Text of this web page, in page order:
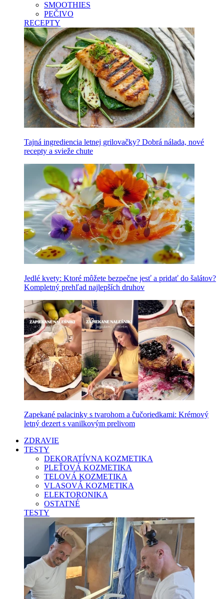
SMOOTHIES
PEČIVO
RECEPTY
Tajná ingrediencia letnej grilovačky? Dobrá nálada, nové
recepty a svieže chute
Jedlé kvety: Ktoré môžete bezpečne jesť a pridať do šalátov?
Kompletný prehľad najlepších druhov
Zapekané palacinky s tvarohom a čučoriedkami: Krémový
letný dezert s vanilkovým prelivom
ZDRAVIE
TESTY
DEKORATÍVNA KOZMETIKA
PLEŤOVÁ KOZMETIKA
TELOVÁ KOZMETIKA
VLASOVÁ KOZMETIKA
ELEKTORONIKA
OSTATNÉ
TESTY